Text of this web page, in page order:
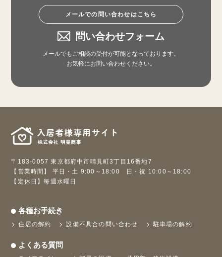
メールでの問い合わせはこちら
問い合わせフォーム
メールでもご相談の受付が可能となっております。
お気軽にお問い合わせください。
〒183-0057 東京都府中市晴見町3丁目16番地7
【営業時間】 平日・土 9:00～18:00 日・祝 10:00～18:00
【定休日】毎週水曜日
各種お手続き
住居の解約 設備不具合の問い合わせ 駐車場の解約
よくある質問